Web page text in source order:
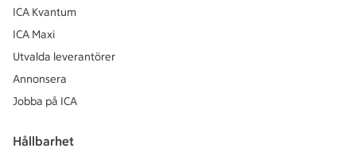
ICA Kvantum
ICA Maxi
Utvalda leverantörer
Annonsera
Jobba på ICA
Hållbarhet